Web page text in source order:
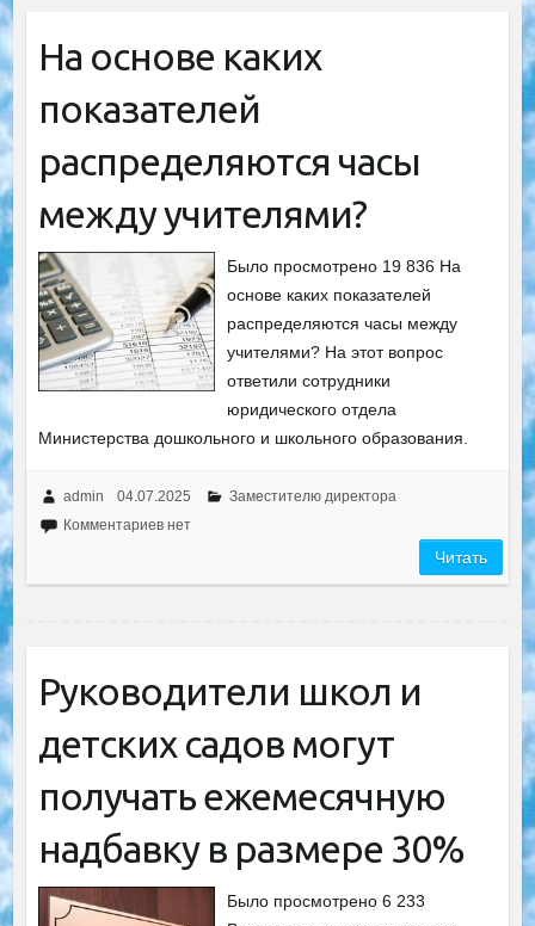
На основе каких
показателей
распределяются часы
между учителями?
Было просмотрено 19 836 На
основе каких показателей
распределяются часы между
учителями? На этот вопрос
ответили сотрудники
юридического отдела
Министерства дошкольного и школьного образования.
admin 04.07.2025
Заместителю директора
Комментариев нет
Читать
Руководители школ и
детских садов могут
получать ежемесячную
надбавку в размере 30%
Было просмотрено 6 233